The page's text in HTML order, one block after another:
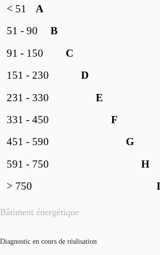
Bâtiment énergétique
A
< 51
B
51 - 90
C
91 - 150
D
151 - 230
E
231 - 330
F
331 - 450
G
451 - 590
H
591 - 750
I
> 750
Diagnostic en cours de réalisation